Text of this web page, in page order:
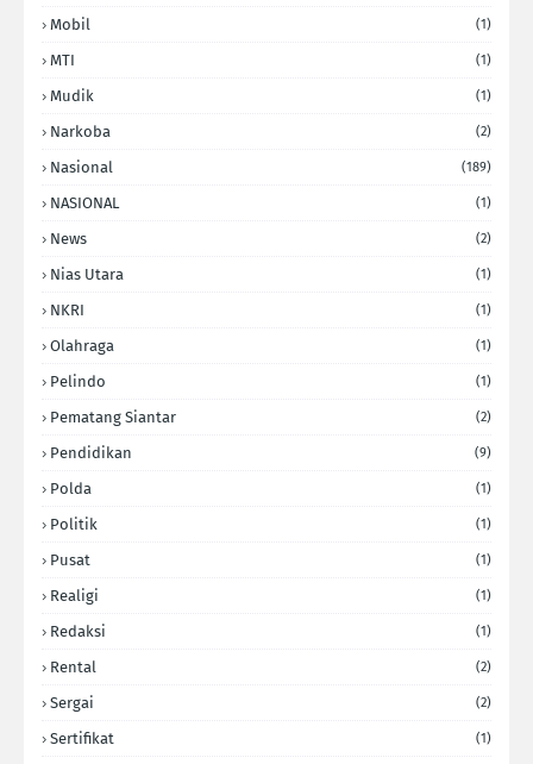
Mobil (1)
MTI (1)
Mudik (1)
Narkoba (2)
Nasional (189)
NASIONAL (1)
News (2)
Nias Utara (1)
NKRI (1)
Olahraga (1)
Pelindo (1)
Pematang Siantar (2)
Pendidikan (9)
Polda (1)
Politik (1)
Pusat (1)
Realigi (1)
Redaksi (1)
Rental (2)
Sergai (2)
Sertifikat (1)